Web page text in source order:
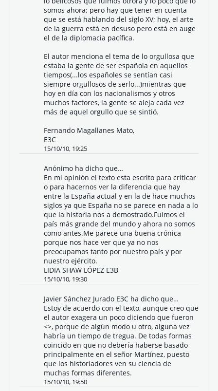
somos ahora; pero hay que tener en cuenta
que se está hablando del siglo XV; hoy, el arte
de la guerra está en desuso pero está en auge
el de la diplomacia pacífica.
El autor menciona el tema de lo orgullosa que
estaba la gente de ser española en aquellos
tiempos(...los españoles se sentían casi
siempre orgullosos de serlo...)mientras que
hoy en día con los nacionalismos y otros
muchos factores, la gente se aleja cada vez
más de aquel orgullo que se sintió.
Fernando Magallanes Mato,
E3C
15/10/10, 19:25
Anónimo ha dicho que…
En mi opinión el texto esta escrito para criticar
o para hacernos ver la diferencia que hay
entre la España actual y en la de hace muchos
siglos ya que España no se parece en nada a lo
que la historia nos a demostrado.Fuimos el
país más grande del mundo y ahora no somos
como antes.Me parece una buena crónica
porque nos hace ver que ya no nos
preocupamos tanto por nuestro país y por
nuestro ejército.
LIDIA SHAW LÓPEZ E3B
15/10/10, 19:30
Javier Sánchez Jurado E3C ha dicho que…
Estoy de acuerdo con el texto, aunque creo que
el autor exagera un poco diciendo que fueron
<>, porque de algún modo u otro, alguna vez
habría un tiempo de tregua. De todas formas
coincido en que no debería haberse basado
principalmente en el señor Martínez, puesto
que los historiadores ven su ciencia de
muchas formas diferentes.
15/10/10, 19:50